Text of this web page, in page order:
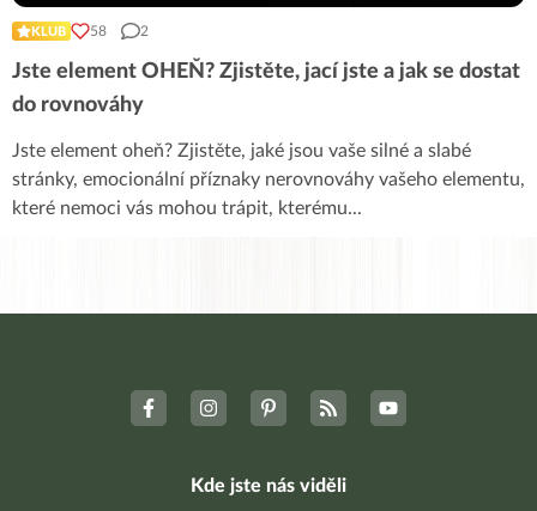
KLUB 58 2
Jste element OHEŇ? Zjistěte, jací jste a jak se dostat
do rovnováhy
Jste element oheň? Zjistěte, jaké jsou vaše silné a slabé
stránky, emocionální příznaky nerovnováhy vašeho elementu,
které nemoci vás mohou trápit, kterému...
Kde jste nás viděli